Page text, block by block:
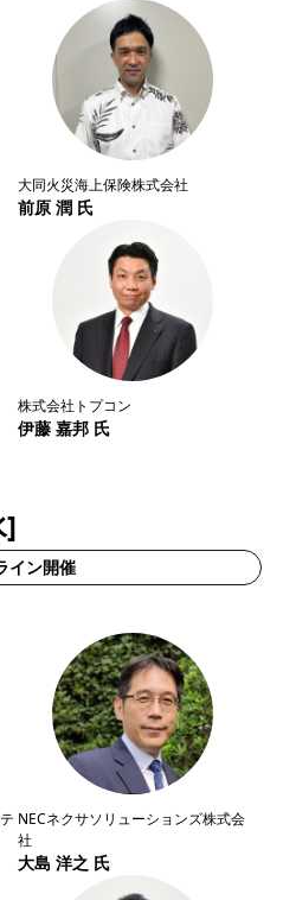
大同火災海上保険株式会社
前原 潤 氏
株式会社トプコン
伊藤 嘉邦 氏
]
イン開催
NECネクサソリューションズ株式会
社
大島 洋之 氏